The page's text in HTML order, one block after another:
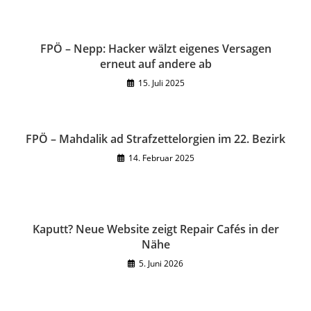
FPÖ – Nepp: Hacker wälzt eigenes Versagen
erneut auf andere ab
15. Juli 2025
FPÖ – Mahdalik ad Strafzettelorgien im 22. Bezirk
14. Februar 2025
Kaputt? Neue Website zeigt Repair Cafés in der
Nähe
5. Juni 2026